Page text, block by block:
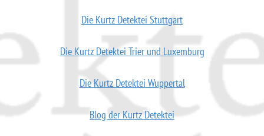
Die Kurtz Detektei Stuttgart
Die Kurtz Detektei Trier und Luxemburg
Die Kurtz Detektei Wuppertal
Blog der Kurtz Detektei